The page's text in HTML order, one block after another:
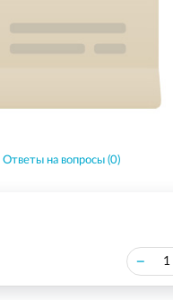
Ответы на вопросы (0)
–